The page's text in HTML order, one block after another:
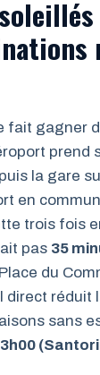
fait gagner
prend
la gare
en
trois fois
pas 35
du
direct réduit
sans